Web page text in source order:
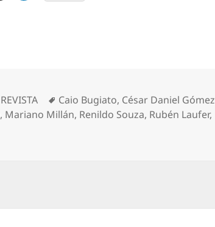
Categorías
REVISTA Etiquetas
Caio Bugiato, César Daniel Gómez
, Mariano Millán, Renildo Souza, Rubén Laufer,